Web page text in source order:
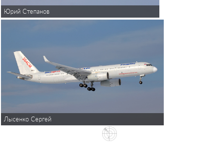
Юрий Степанов
Лысенко Сергей